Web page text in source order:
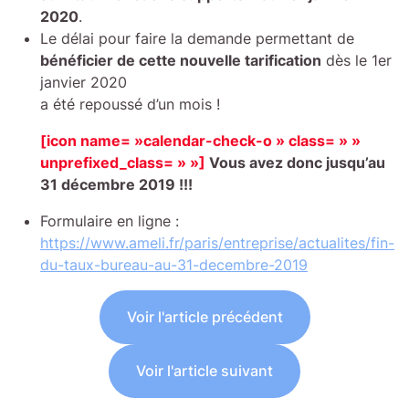
2020.
Le délai pour faire la demande permettant de
bénéficier de cette nouvelle tarification dès le 1er
janvier 2020
a été repoussé d’un mois !
[icon name= »calendar-check-o » class= » »
unprefixed_class= » »] Vous avez donc jusqu’au
31 décembre 2019 !!!
Formulaire en ligne :
https://www.ameli.fr/paris/entreprise/actualites/fin-
du-taux-bureau-au-31-decembre-2019
Voir l'article précédent
Voir l'article suivant